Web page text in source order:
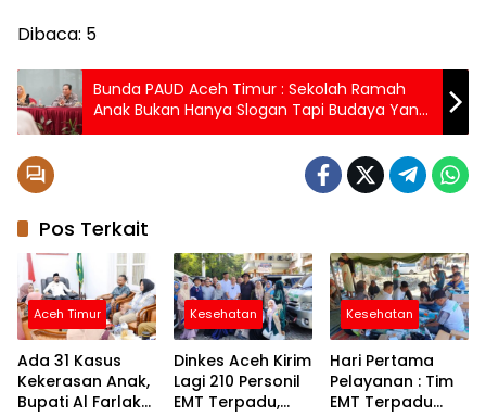
Dibaca: 5
Bunda PAUD Aceh Timur : Sekolah Ramah
Anak Bukan Hanya Slogan Tapi Budaya Yang
Harus Kita Bangun
Pos Terkait
Aceh Timur
Ada 31 Kasus
Kekerasan Anak,
Bupati Al Farlaky
Kesehatan
Dinkes Aceh Kirim
Lagi 210 Personil
EMT Terpadu,
Kesehatan
Hari Pertama
Pelayanan : Tim
EMT Terpadu